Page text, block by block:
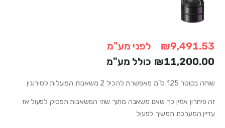
₪9,491.53
לפני מע"מ
₪11,200.00 כולל מע"מ
שוחה בקוטר 125 ס"מ מאפשרת להכיל 2 משאבות הפועלות לסירוגין
זה פיתרון אמין כך שאם משאבה מתוך שתי המשאבות תפסיק לפעול אז
עדיין המערכת תמשיך לפעול